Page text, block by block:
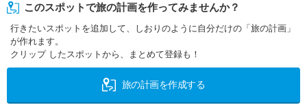
このスポットで旅の計画を作ってみませんか？
行きたいスポットを追加して、しおりのように自分だけの「旅の計画」
が作れます。
クリップ したスポットから、まとめて登録も！
旅の計画を作成する